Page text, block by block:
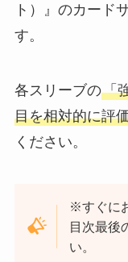
ト）』のカード
す。
各スリーブの「
目を相対的に評
ください。
※すぐに
目次最後
い。